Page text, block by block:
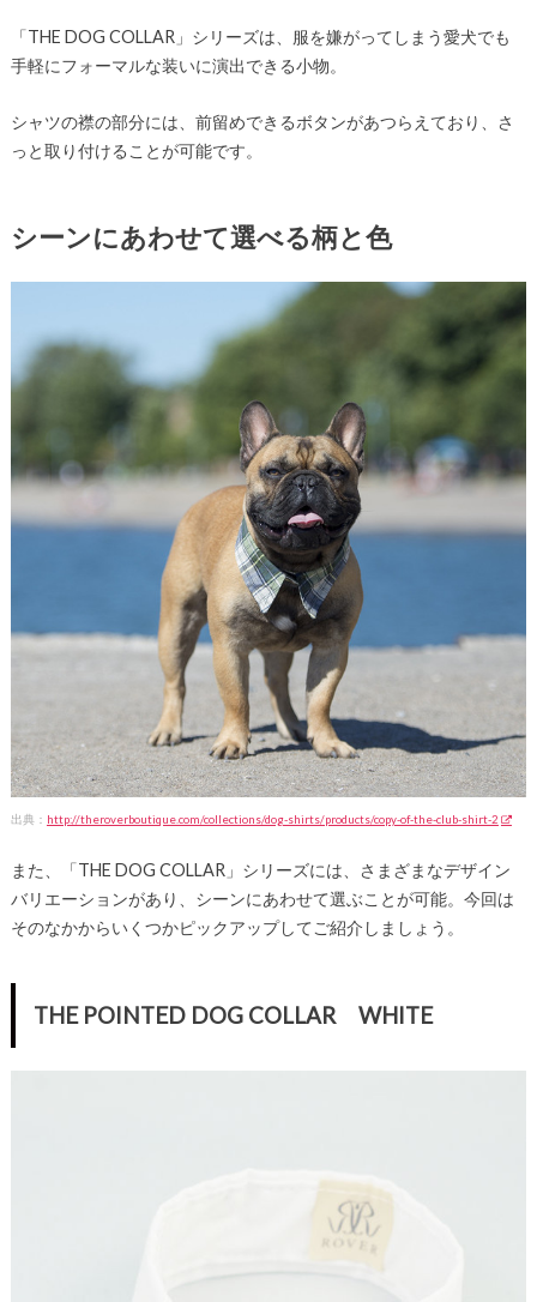
「THE DOG COLLAR」シリーズは、服を嫌がってしまう愛犬でも
手軽にフォーマルな装いに演出できる小物。
シャツの襟の部分には、前留めできるボタンがあつらえており、さ
っと取り付けることが可能です。
シーンにあわせて選べる柄と色
出典： http://theroverboutique.com/collections/dog-shirts/products/copy-of-the-club-shirt-2
また、「THE DOG COLLAR」シリーズには、さまざまなデザイン
バリエーションがあり、シーンにあわせて選ぶことが可能。今回は
そのなかからいくつかピックアップしてご紹介しましょう。
THE POINTED DOG COLLAR WHITE